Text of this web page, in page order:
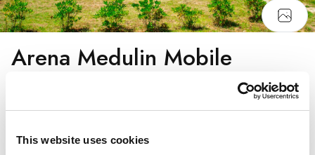
This website uses cookies
Arena Medulin Mobile
Croazia, Medulin
Arena Medulin è un campeggio a 3 stelle situato su